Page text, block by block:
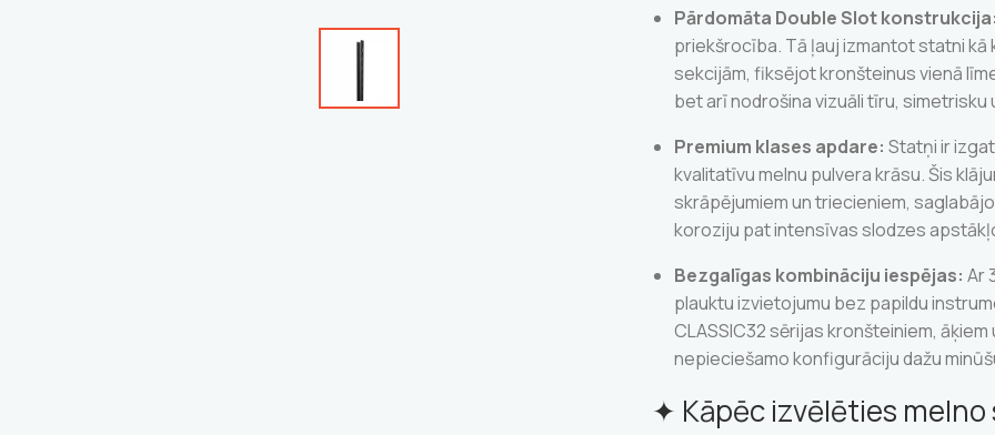
Pārdomāta Double Slot
priekšrocība. Tā ļauj izmantot statni
sekcijām, fiksējot kronšteinus vienā
bet arī nodrošina vizuāli tīru,
Premium klases apdare: Statņi ir
kvalitatīvu melnu pulvera krāsu. Šis
skrāpējumiem un triecieniem,
koroziju pat intensīvas slodzes
Bezgalīgas kombināciju iespējas: Ar
plauktu izvietojumu bez papildu
CLASSIC32 sērijas kronšteiniem,
nepieciešamo konfigurāciju dažu
✦ Kāpēc izvēlēties melno